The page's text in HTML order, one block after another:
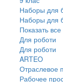
Наборы для
Наборы для
Показать все
Для роботи
Для роботи
ARTEO
Отраслевое
Рабочее